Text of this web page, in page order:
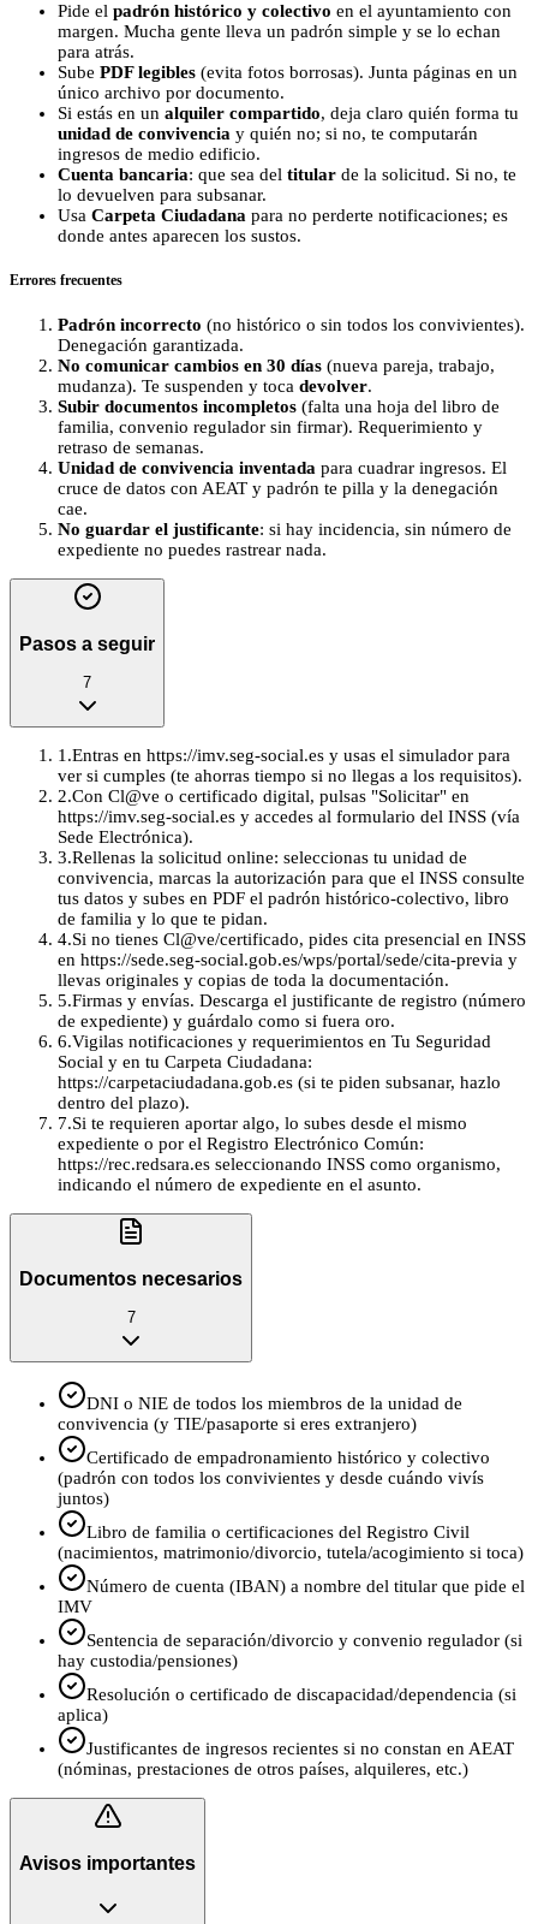
Pide el padrón histórico y colectivo en el ayuntamiento con
margen. Mucha gente lleva un padrón simple y se lo echan
para atrás.
Sube PDF legibles (evita fotos borrosas). Junta páginas en un
único archivo por documento.
Si estás en un alquiler compartido, deja claro quién forma tu
unidad de convivencia y quién no; si no, te computarán
ingresos de medio edificio.
Cuenta bancaria: que sea del titular de la solicitud. Si no, te
lo devuelven para subsanar.
Usa Carpeta Ciudadana para no perderte notificaciones; es
donde antes aparecen los sustos.
Errores frecuentes
Padrón incorrecto (no histórico o sin todos los convivientes).
Denegación garantizada.
No comunicar cambios en 30 días (nueva pareja, trabajo,
mudanza). Te suspenden y toca devolver.
Subir documentos incompletos (falta una hoja del libro de
familia, convenio regulador sin firmar). Requerimiento y
retraso de semanas.
Unidad de convivencia inventada para cuadrar ingresos. El
cruce de datos con AEAT y padrón te pilla y la denegación
cae.
No guardar el justificante: si hay incidencia, sin número de
expediente no puedes rastrear nada.
Pasos a seguir
7
1 .Entras en https://imv.seg-social.es y usas el simulador para
ver si cumples (te ahorras tiempo si no llegas a los requisitos).
2.Con Cl@ve o certificado digital, pulsas "Solicitar" en
https://imv.seg-social.es y accedes al formulario del INSS (vía
Sede Electrónica).
3.Rellenas la solicitud online: seleccionas tu unidad de
convivencia, marcas la autorización para que el INSS consulte
tus datos y subes en PDF el padrón histórico-colectivo, libro
de familia y lo que te pidan.
4.Si no tienes Cl@ve/certificado, pides cita presencial en INSS
en https://sede.seg-social.gob.es/wps/portal/sede/cita-previa y
llevas originales y copias de toda la documentación.
5.Firmas y envías. Descarga el justificante de registro (número
de expediente) y guárdalo como si fuera oro.
6.Vigilas notificaciones y requerimientos en Tu Seguridad
Social y en tu Carpeta Ciudadana:
https://carpetaciudadana.gob.es (si te piden subsanar, hazlo
dentro del plazo).
7.Si te requieren aportar algo, lo subes desde el mismo
expediente o por el Registro Electrónico Común:
https://rec.redsara.es seleccionando INSS como organismo,
indicando el número de expediente en el asunto.
Documentos necesarios
7
DNI o NIE de todos los miembros de la unidad de
convivencia (y TIE/pasaporte si eres extranjero)
Certificado de empadronamiento histórico y colectivo
(padrón con todos los convivientes y desde cuándo vivís
juntos)
Libro de familia o certificaciones del Registro Civil
(nacimientos, matrimonio/divorcio, tutela/acogimiento si toca)
Número de cuenta (IBAN) a nombre del titular que pide el
IMV
Sentencia de separación/divorcio y convenio regulador (si
hay custodia/pensiones)
Resolución o certificado de discapacidad/dependencia (si
aplica)
Justificantes de ingresos recientes si no constan en AEAT
(nóminas, prestaciones de otros países, alquileres, etc.)
Avisos importantes